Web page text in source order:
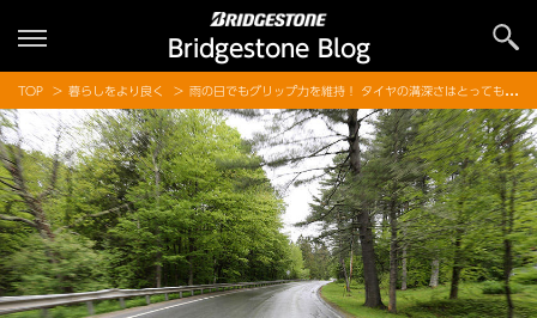
Bridgestone Blog
TOP 暮らしをより良く 雨の日でもグリップ力を維持！ タイヤの溝深さはとっても重要